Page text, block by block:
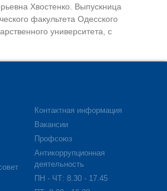
Хвостенко. Выпускница
факультета Одесского
университета, с
Контактная информация
Вакансии
Профсоюз
Антикоррупционная
деятельность
ПН - ЧТ: 8.30 - 17.45